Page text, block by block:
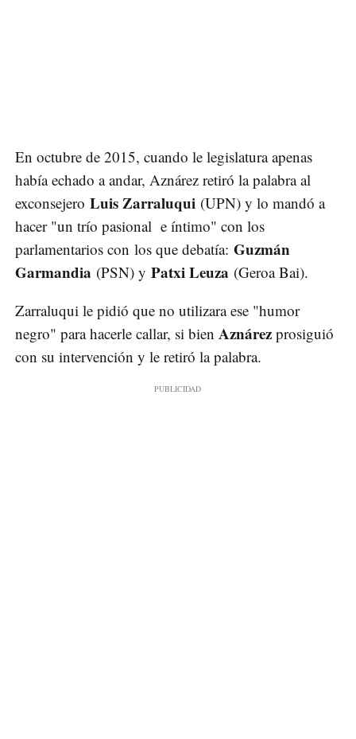
En octubre de 2015, cuando le legislatura apenas
había echado a andar, Aznárez retiró la palabra al
exconsejero Luis Zarraluqui (UPN) y lo mandó a
hacer "un trío pasional e íntimo" con los
parlamentarios con los que debatía: Guzmán
Garmandia (PSN) y Patxi Leuza (Geroa Bai).
Zarraluqui le pidió que no utilizara ese "humor
negro" para hacerle callar, si bien Aznárez prosiguió
con su intervención y le retiró la palabra.